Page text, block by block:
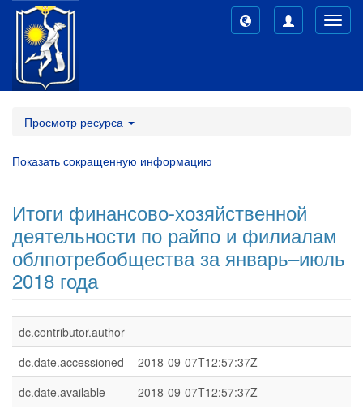
Просмотр ресурса
Показать сокращенную информацию
Итоги финансово-хозяйственной
деятельности по райпо и филиалам
облпотребобщества за январь–июль
2018 года
dc.contributor.author
dc.date.accessioned
2018-09-07T12:57:37Z
dc.date.available
2018-09-07T12:57:37Z